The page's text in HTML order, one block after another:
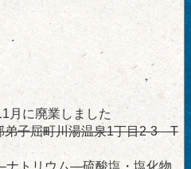
月に廃業しました
弟子屈町川湯温泉1丁目2-3 T
トリウム―硫酸塩・塩化物